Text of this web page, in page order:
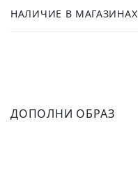
НАЛИЧИЕ В МАГАЗИНАХ
ДОПОЛНИ ОБРАЗ